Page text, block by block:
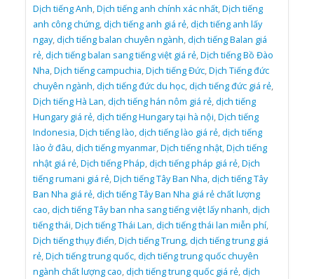
Dịch tiếng Anh,Dịch tiếng anh chính xác nhất,Dịch tiếng
anh công chứng,dịch tiếng anh giá rẻ,dịch tiếng anh lấy
ngay,dịch tiếng balan chuyên ngành,dịch tiếng Balan giá
rẻ,dịch tiếng balan sang tiếng việt giá rẻ,Dịch tiếng Bồ Đào
Nha,Dịch tiếng campuchia,Dịch tiếng Đức,Dịch Tiếng đức
chuyên ngành,dịch tiếng đức du học,dịch tiếng đức giá rẻ,
Dịch tiếng Hà Lan,dịch tiếng hán nôm giá rẻ,dịch tiếng
Hungary giá rẻ,dịch tiếng Hungary tại hà nội,Dịch tiếng
Indonesia,Dịch tiếng lào,dịch tiếng lào giá rẻ,dịch tiếng
lào ở đâu,dịch tiếng myanmar,Dịch tiếng nhật,Dịch tiếng
nhật giá rẻ,Dịch tiếng Pháp,dịch tiếng pháp giá rẻ,Dịch
tiếng rumani giá rẻ,Dịch tiếng Tây Ban Nha,dịch tiếng Tây
Ban Nha giá rẻ,dịch tiếng Tây Ban Nha giá rẻ chất lượng
cao,dịch tiếng Tây ban nha sang tiếng việt lấy nhanh,dịch
tiếng thái,Dịch tiếng Thái Lan,dịch tiếng thái lan miễn phí,
Dịch tiếng thụy điển,Dịch tiếng Trung,dịch tiếng trung giá
rẻ,Dịch tiếng trung quốc,dịch tiếng trung quốc chuyên
ngành chất lượng cao,dịch tiếng trung quốc giá rẻ,dịch